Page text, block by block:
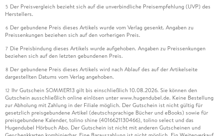
5 Der Preisvergleich bezieht sich auf die unverbindliche Preisempfehlung (UVP) des
Herstellers.
6 Der gebundene Preis dieses Artikels wurde vom Verlag gesenkt. Angaben zu
Preissenkungen beziehen sich auf den vorherigen Preis.
7 Die Preisbindung dieses Artikels wurde aufgehoben. Angaben zu Preissenkungen
beziehen sich auf den letzten gebundenen Preis.
8 Der gebundene Preis dieses Artikels wird nach Ablauf des auf der Artikelseite
dargestellten Datums vom Verlag angehoben.
12 Ihr Gutschein SOMMER13 gilt bis einschließlich 10.08.2026. Sie können den
Gutschein ausschließlich online einlösen unter www.hugendubel.de. Keine Bestellung
zur Abholung mit Zahlung in der Filiale möglich. Der Gutschein ist nicht gültig für
gesetzlich preisgebundene Artikel (deutschsprachige Bücher und eBooks) sowie für
preisgebundene Kalender, tolino shine (4016621130466), tolino select und das
Hugendubel Hörbuch Abo. Der Gutschein ist nicht mit anderen Gutscheinen und